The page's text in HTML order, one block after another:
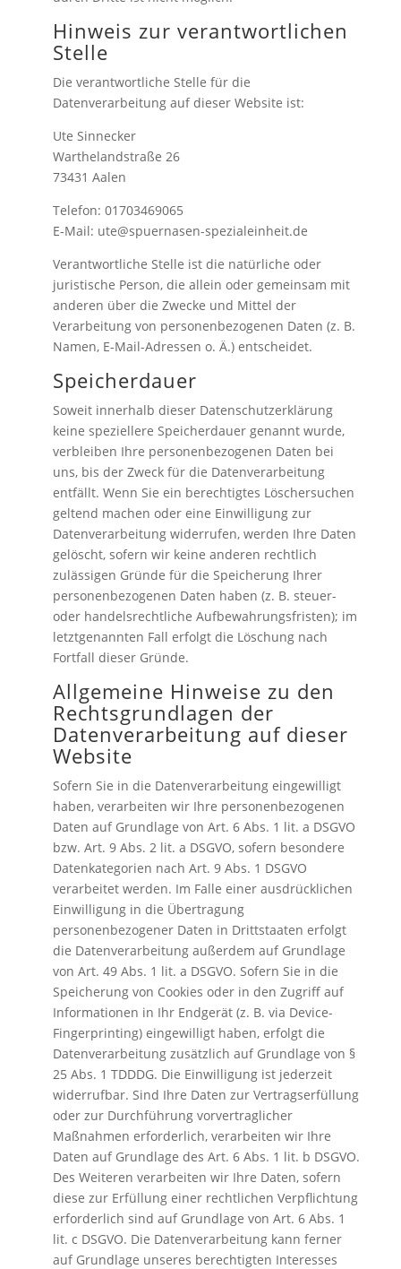
Hinweis zur verantwortlichen
Stelle
Die verantwortliche Stelle für die
Datenverarbeitung auf dieser Website ist:
Ute Sinnecker
Warthelandstraße 26
73431 Aalen
Telefon: 01703469065
E-Mail: ute@spuernasen-spezialeinheit.de
Verantwortliche Stelle ist die natürliche oder
juristische Person, die allein oder gemeinsam mit
anderen über die Zwecke und Mittel der
Verarbeitung von personenbezogenen Daten (z. B.
Namen, E-Mail-Adressen o. Ä.) entscheidet.
Speicherdauer
Soweit innerhalb dieser Datenschutzerklärung
keine speziellere Speicherdauer genannt wurde,
verbleiben Ihre personenbezogenen Daten bei
uns, bis der Zweck für die Datenverarbeitung
entfällt. Wenn Sie ein berechtigtes Löschersuchen
geltend machen oder eine Einwilligung zur
Datenverarbeitung widerrufen, werden Ihre Daten
gelöscht, sofern wir keine anderen rechtlich
zulässigen Gründe für die Speicherung Ihrer
personenbezogenen Daten haben (z. B. steuer-
oder handelsrechtliche Aufbewahrungsfristen); im
letztgenannten Fall erfolgt die Löschung nach
Fortfall dieser Gründe.
Allgemeine Hinweise zu den
Rechtsgrundlagen der
Datenverarbeitung auf dieser
Website
Sofern Sie in die Datenverarbeitung eingewilligt
haben, verarbeiten wir Ihre personenbezogenen
Daten auf Grundlage von Art. 6 Abs. 1 lit. a DSGVO
bzw. Art. 9 Abs. 2 lit. a DSGVO, sofern besondere
Datenkategorien nach Art. 9 Abs. 1 DSGVO
verarbeitet werden. Im Falle einer ausdrücklichen
Einwilligung in die Übertragung
personenbezogener Daten in Drittstaaten erfolgt
die Datenverarbeitung außerdem auf Grundlage
von Art. 49 Abs. 1 lit. a DSGVO. Sofern Sie in die
Speicherung von Cookies oder in den Zugriff auf
Informationen in Ihr Endgerät (z. B. via Device-
Fingerprinting) eingewilligt haben, erfolgt die
Datenverarbeitung zusätzlich auf Grundlage von §
25 Abs. 1 TDDDG. Die Einwilligung ist jederzeit
widerrufbar. Sind Ihre Daten zur Vertragserfüllung
oder zur Durchführung vorvertraglicher
Maßnahmen erforderlich, verarbeiten wir Ihre
Daten auf Grundlage des Art. 6 Abs. 1 lit. b DSGVO.
Des Weiteren verarbeiten wir Ihre Daten, sofern
diese zur Erfüllung einer rechtlichen Verpflichtung
erforderlich sind auf Grundlage von Art. 6 Abs. 1
lit. c DSGVO. Die Datenverarbeitung kann ferner
auf Grundlage unseres berechtigten Interesses